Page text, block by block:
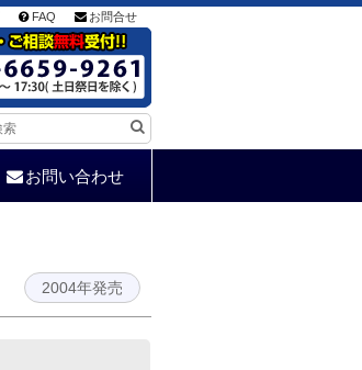
FAQ お問合せ
お問い合わせ
2004年発売